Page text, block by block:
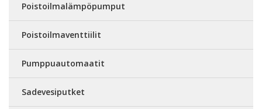
Poistoilmalämpöpumput
Poistoilmaventtiilit
Pumppuautomaatit
Sadevesiputket